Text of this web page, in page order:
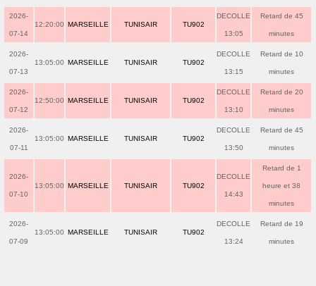
2026-
07-14
12:20:00 MARSEILLE TUNISAIR TU902
DECOLLE
13:05
Retard de 45
minutes
2026-
07-13
13:05:00 MARSEILLE TUNISAIR TU902
DECOLLE
13:15
Retard de 10
minutes
2026-
07-12
12:50:00 MARSEILLE TUNISAIR TU902
DECOLLE
13:10
Retard de 20
minutes
2026-
07-11
13:05:00 MARSEILLE TUNISAIR TU902
DECOLLE
13:50
Retard de 45
minutes
2026-
07-10
13:05:00 MARSEILLE TUNISAIR TU902
DECOLLE
14:43
Retard de 1
heure et 38
minutes
2026-
07-09
13:05:00 MARSEILLE TUNISAIR TU902
DECOLLE
13:24
Retard de 19
minutes